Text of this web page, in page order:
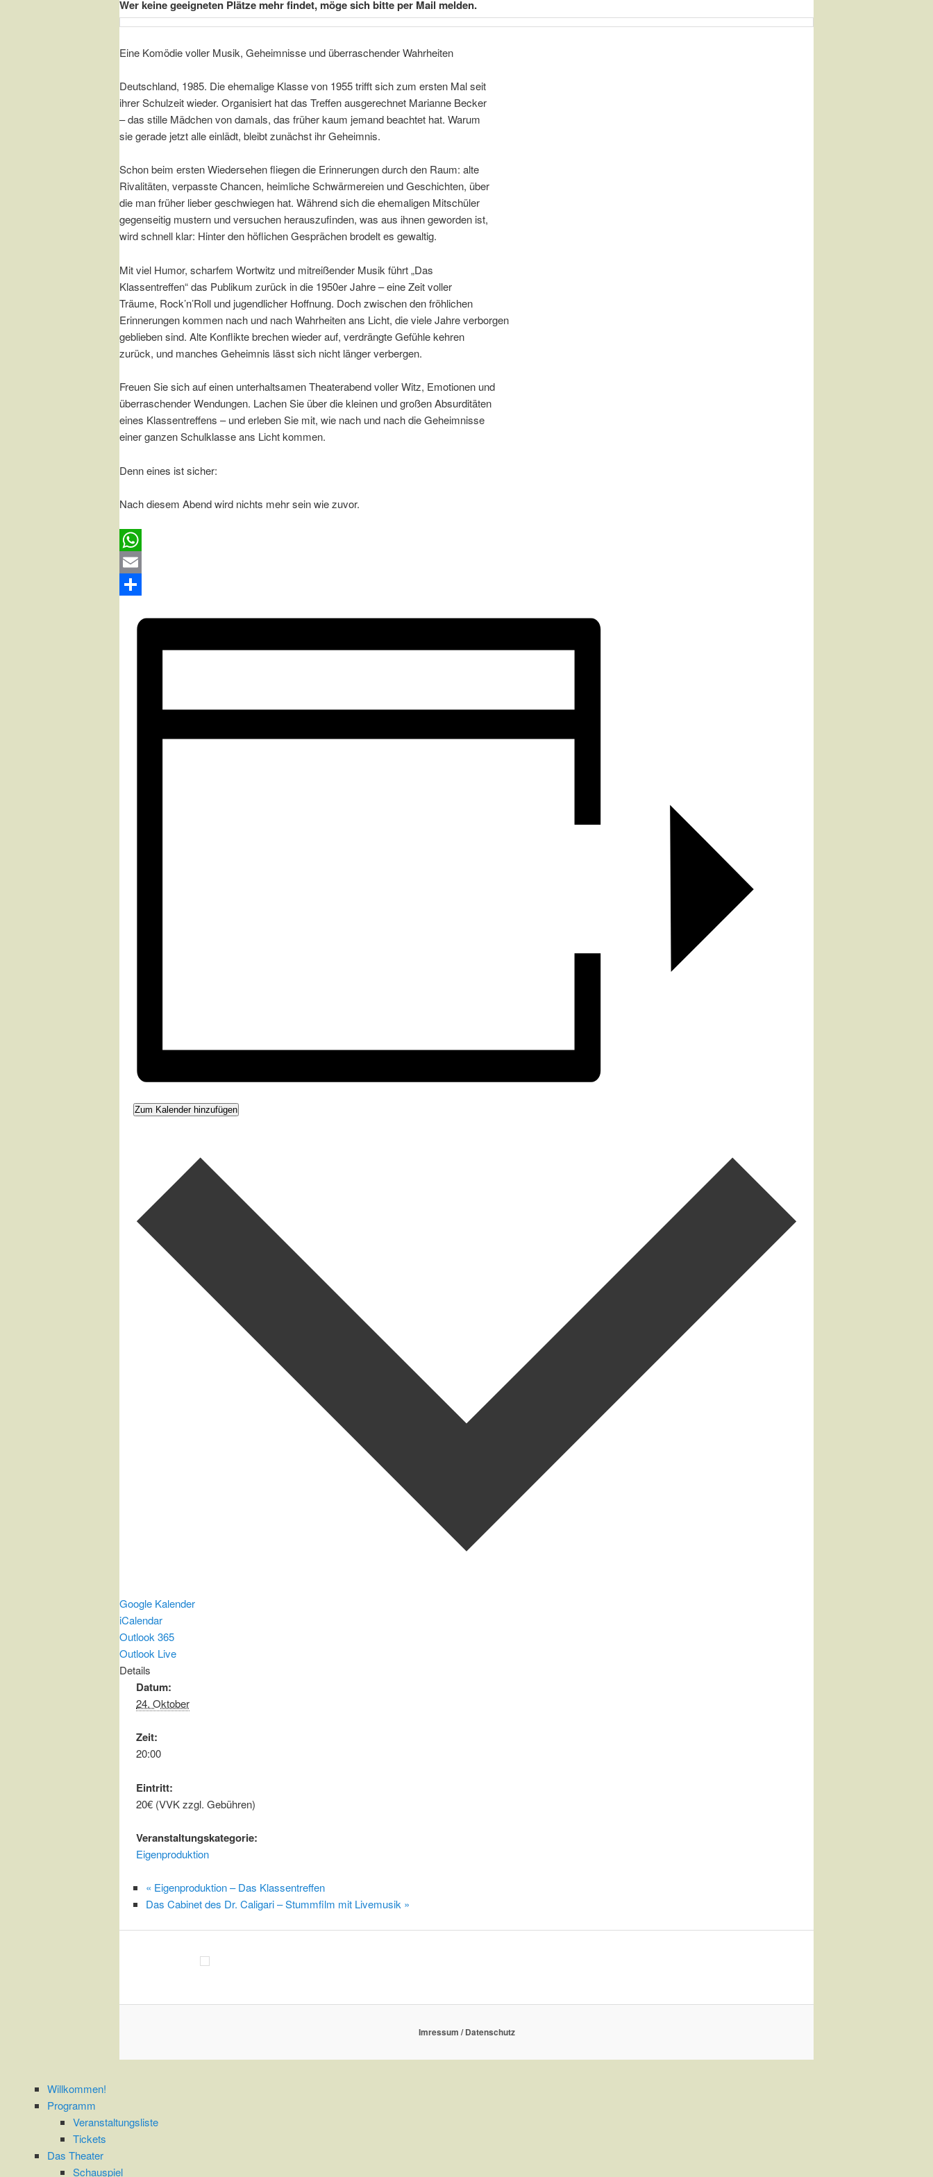
Wer keine geeigneten Plätze mehr findet, möge sich bitte per Mail melden.
Eine Komödie voller Musik, Geheimnisse und überraschender Wahrheiten
Deutschland, 1985. Die ehemalige Klasse von 1955 trifft sich zum ersten Mal seit
ihrer Schulzeit wieder. Organisiert hat das Treffen ausgerechnet Marianne Becker
– das stille Mädchen von damals, das früher kaum jemand beachtet hat. Warum
sie gerade jetzt alle einlädt, bleibt zunächst ihr Geheimnis.
Schon beim ersten Wiedersehen fliegen die Erinnerungen durch den Raum: alte
Rivalitäten, verpasste Chancen, heimliche Schwärmereien und Geschichten, über
die man früher lieber geschwiegen hat. Während sich die ehemaligen Mitschüler
gegenseitig mustern und versuchen herauszufinden, was aus ihnen geworden ist,
wird schnell klar: Hinter den höflichen Gesprächen brodelt es gewaltig.
Mit viel Humor, scharfem Wortwitz und mitreißender Musik führt „Das
Klassentreffen“ das Publikum zurück in die 1950er Jahre – eine Zeit voller
Träume, Rock’n’Roll und jugendlicher Hoffnung. Doch zwischen den fröhlichen
Erinnerungen kommen nach und nach Wahrheiten ans Licht, die viele Jahre verborgen
geblieben sind. Alte Konflikte brechen wieder auf, verdrängte Gefühle kehren
zurück, und manches Geheimnis lässt sich nicht länger verbergen.
Freuen Sie sich auf einen unterhaltsamen Theaterabend voller Witz, Emotionen und
überraschender Wendungen. Lachen Sie über die kleinen und großen Absurditäten
eines Klassentreffens – und erleben Sie mit, wie nach und nach die Geheimnisse
einer ganzen Schulklasse ans Licht kommen.
Denn eines ist sicher:
Nach diesem Abend wird nichts mehr sein wie zuvor.
WhatsApp
Email
Zum Kalender hinzufügen
Google Kalender
iCalendar
Outlook 365
Outlook Live
Details
Datum:
24. Oktober
Zeit:
20:00
Eintritt:
20€ (VVK zzgl. Gebühren)
Veranstaltungskategorie:
Eigenproduktion
« Eigenproduktion – Das Klassentreffen
Das Cabinet des Dr. Caligari – Stummfilm mit Livemusik »
Imressum / Datenschutz
Willkommen!
Programm
Veranstaltungsliste
Tickets
Das Theater
Schauspiel